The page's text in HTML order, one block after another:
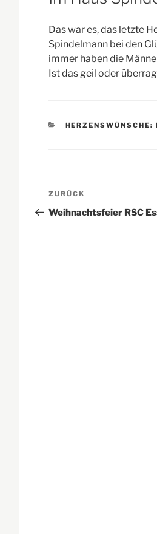
Das war es, das letzte
Spindelmann bei den
immer haben die
Ist das geil oder
KATEGORIEN
HERZENSWÜNSCHE:
Vorheriger
Beitrag
ZURÜCK
Weihnachtsfeier RSC